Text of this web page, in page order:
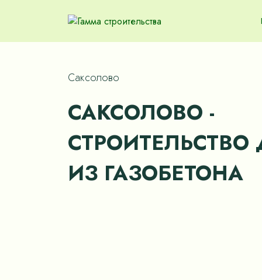
Саксолово
САКСОЛОВО -
ИЗ ГАЗОБЕТОНА